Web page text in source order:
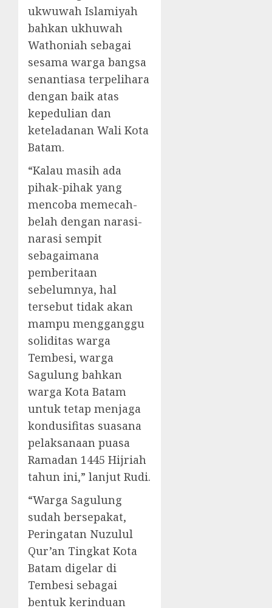
ukwuwah Islamiyah
bahkan ukhuwah
Wathoniah sebagai
sesama warga bangsa
senantiasa terpelihara
dengan baik atas
kepedulian dan
keteladanan Wali Kota
Batam.
“Kalau masih ada
pihak-pihak yang
mencoba memecah-
belah dengan narasi-
narasi sempit
sebagaimana
pemberitaan
sebelumnya, hal
tersebut tidak akan
mampu mengganggu
soliditas warga
Tembesi, warga
Sagulung bahkan
warga Kota Batam
untuk tetap menjaga
kondusifitas suasana
pelaksanaan puasa
Ramadan 1445 Hijriah
tahun ini,” lanjut Rudi.
“Warga Sagulung
sudah bersepakat,
Peringatan Nuzulul
Qur’an Tingkat Kota
Batam digelar di
Tembesi sebagai
bentuk kerinduan